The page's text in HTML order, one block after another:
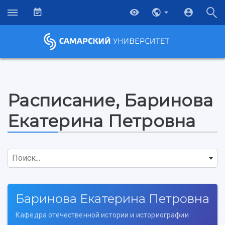
НАЗАД
Об университете
Новости
Образование
Научно-исследовательская деятельность
Расписание, Баринова
Екатерина Петровна
Поиск...
Баринова Екатерина Петровна
Кафедра отечественной истории и историографии